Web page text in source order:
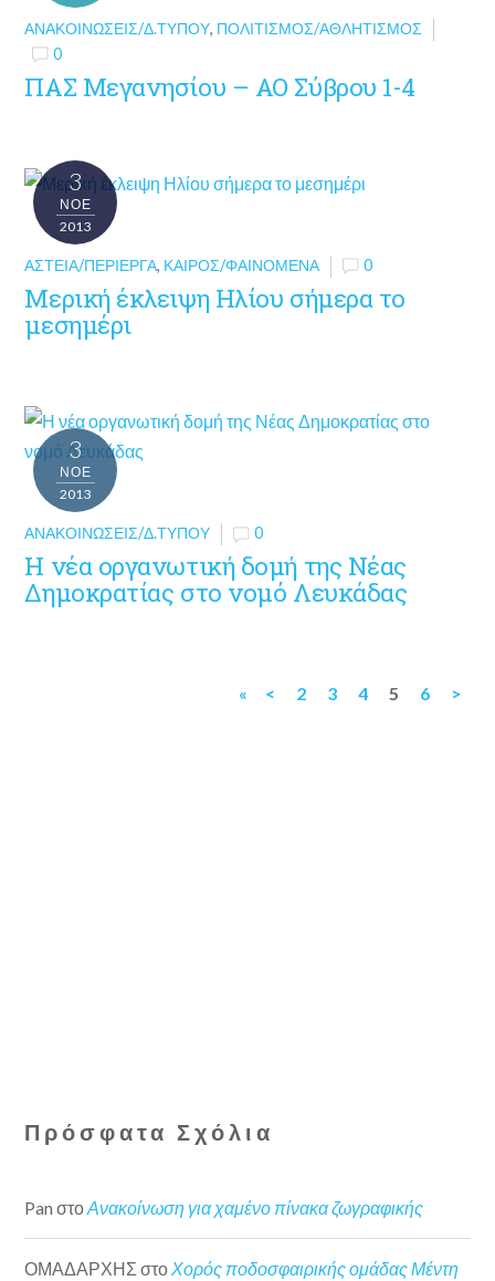
ΑΝΑΚΟΙΝΏΣΕΙΣ/Δ.ΤΎΠΟΥ, ΠΟΛΙΤΙΣΜΌΣ/ΑΘΛΗΤΙΣΜΌΣ
0
ΠΑΣ Μεγανησίου – ΑΟ Σύβρου 1-4
3
ΝΟΈ
2013
ΑΣΤΕΊΑ/ΠΕΡΊΕΡΓΑ, ΚΑΙΡΌΣ/ΦΑΙΝΌΜΕΝΑ 0
Μερική έκλειψη Ηλίου σήμερα το
μεσημέρι
3
ΝΟΈ
2013
ΑΝΑΚΟΙΝΏΣΕΙΣ/Δ.ΤΎΠΟΥ 0
Η νέα οργανωτική δομή της Νέας
Δημοκρατίας στο νομό Λευκάδας
« < 2 3 4 5 6 >
Πρόσφατα Σχόλια
Pan στοΑνακοίνωση για χαμένο πίνακα ζωγραφικής
ΟΜΑΔΑΡΧΗΣ στοΧορός ποδοσφαιρικής ομάδας Μέντη